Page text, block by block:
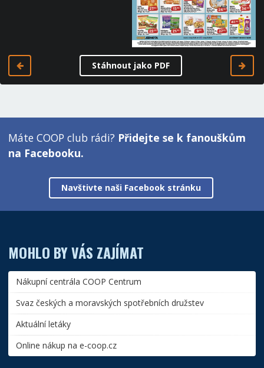
Stáhnout jako PDF
Máte COOP club rádi? Přidejte se k fanouškům
na Facebooku.
Navštivte naši Facebook stránku
MOHLO BY VÁS ZAJÍMAT
Nákupní centrála COOP Centrum
Svaz českých a moravských spotřebních družstev
Aktuální letáky
Online nákup na e-coop.cz